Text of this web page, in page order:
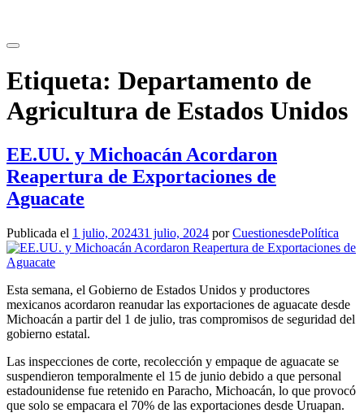
contenido
Etiqueta: Departamento de
Agricultura de Estados Unidos
EE.UU. y Michoacán Acordaron
Reapertura de Exportaciones de
Aguacate
Publicada el 1 julio, 202431 julio, 2024 porCuestionesdePolítica
Esta semana, el Gobierno de Estados Unidos y productores
mexicanos acordaron reanudar las exportaciones de aguacate desde
Michoacán a partir del 1 de julio, tras compromisos de seguridad del
gobierno estatal.
Las inspecciones de corte, recolección y empaque de aguacate se
suspendieron temporalmente el 15 de junio debido a que personal
estadounidense fue retenido en Paracho, Michoacán, lo que provocó
que solo se empacara el 70% de las exportaciones desde Uruapan.